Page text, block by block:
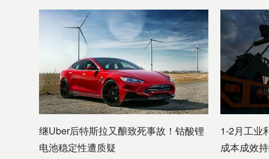
继Uber后特斯拉又酿致死事故！钴酸锂
电池稳定性遭质疑
1-2月工业
成本成效